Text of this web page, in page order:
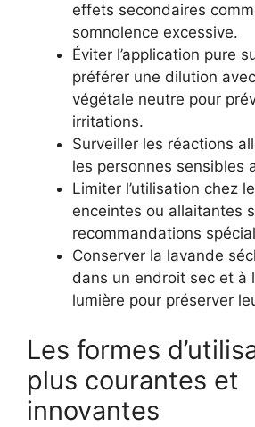
effets secondaires
somnolence excessive.
Éviter l’application pure
préférer une dilution
végétale neutre pour
irritations.
Surveiller les réactions
les personnes sensibles
Limiter l’utilisation chez
enceintes ou allaitantes
recommandations
Conserver la lavande
dans un endroit sec et à
lumière pour préserver
Les formes
plus courantes et
innovantes